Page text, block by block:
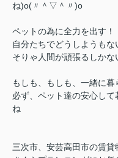
ね)o(〃＾▽＾〃)o
ペットの為に全力を出す！
自分たちでどうしようも
そりゃ人間が頑張るしかな
もしも、もしも、一緒に暮
必ず、ペット達の安心し
ね
三次市、安芸高田市の賃貸